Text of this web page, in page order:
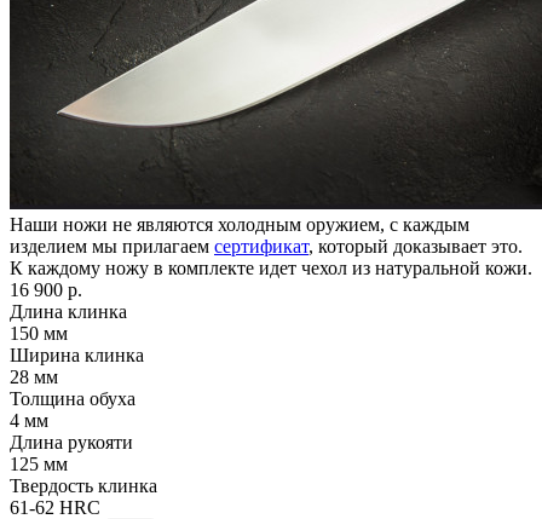
Наши ножи не являются холодным оружием, с каждым
изделием мы прилагаем сертификат, который доказывает это.
К каждому ножу в комплекте идет чехол из натуральной кожи.
16 900 р.
Длина клинка
150 мм
Ширина клинка
28 мм
Толщина обуха
4 мм
Длина рукояти
125 мм
Твердость клинка
61-62 HRC